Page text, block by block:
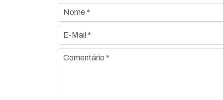
Nome *
E-Mail *
Comentário *